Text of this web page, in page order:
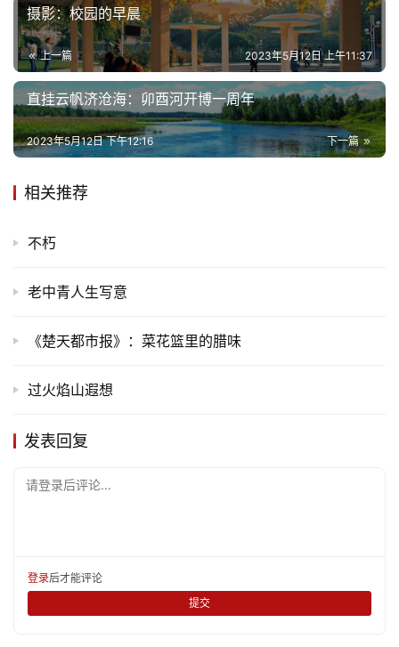
摄影：校园的早晨
上一篇 2023年5月12日 上午11:37
直挂云帆济沧海：卯酉河开博一周年
下一篇
2023年5月12日 下午12:16
相关推荐
不朽
老中青人生写意
《楚天都市报》：菜花篮里的腊味
过火焰山遐想
发表回复
请登录后评论...
登录后才能评论
提交